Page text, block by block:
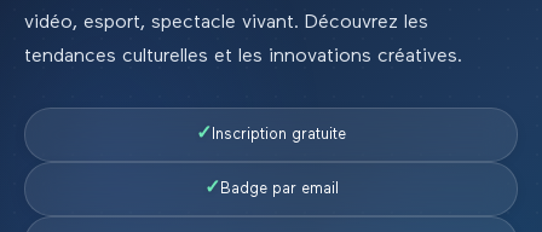
vidéo, esport, spectacle vivant. Découvrez les
tendances culturelles et les innovations créatives.
✓ Inscription gratuite
✓ Badge par email